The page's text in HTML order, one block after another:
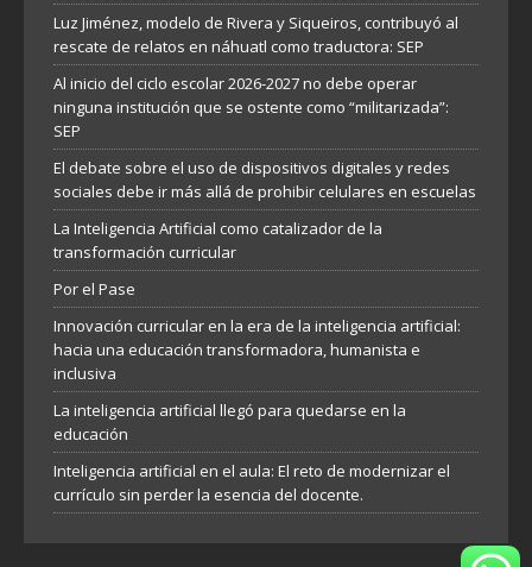
Luz Jiménez, modelo de Rivera y Siqueiros, contribuyó al
rescate de relatos en náhuatl como traductora: SEP
Al inicio del ciclo escolar 2026-2027 no debe operar
ninguna institución que se ostente como “militarizada”:
SEP
El debate sobre el uso de dispositivos digitales y redes
sociales debe ir más allá de prohibir celulares en escuelas
La Inteligencia Artificial como catalizador de la
transformación curricular
Por el Pase
Innovación curricular en la era de la inteligencia artificial:
hacia una educación transformadora, humanista e
inclusiva
La inteligencia artificial llegó para quedarse en la
educación
Inteligencia artificial en el aula: El reto de modernizar el
currículo sin perder la esencia del docente.